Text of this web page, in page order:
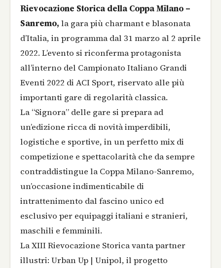
Rievocazione Storica della Coppa Milano –
Sanremo, la gara più charmant e blasonata
d’Italia, in programma dal 31 marzo al 2 aprile
2022. L’evento si riconferma protagonista
all’interno del Campionato Italiano Grandi
Eventi 2022 di ACI Sport, riservato alle più
importanti gare di regolarità classica.
La “Signora” delle gare si prepara ad
un’edizione ricca di novità imperdibili,
logistiche e sportive, in un perfetto mix di
competizione e spettacolarità che da sempre
contraddistingue la Coppa Milano-Sanremo,
un’occasione indimenticabile di
intrattenimento dal fascino unico ed
esclusivo per equipaggi italiani e stranieri,
maschili e femminili.
La XIII Rievocazione Storica vanta partner
illustri: Urban Up | Unipol, il progetto